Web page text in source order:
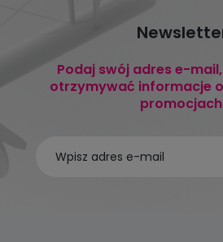
Podaj swój adres e-
otrzymywać informacje